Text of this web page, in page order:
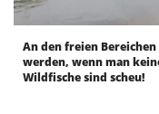
An den freien
werden, wenn man
Wildfische sind scheu!